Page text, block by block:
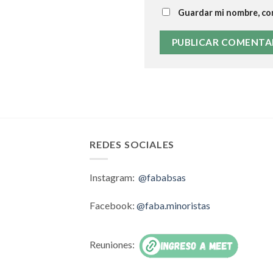
Guardar mi nombre,
REDES SOCIALES
Instagram: @fababsas
Facebook: @faba.minoristas
Reuniones: